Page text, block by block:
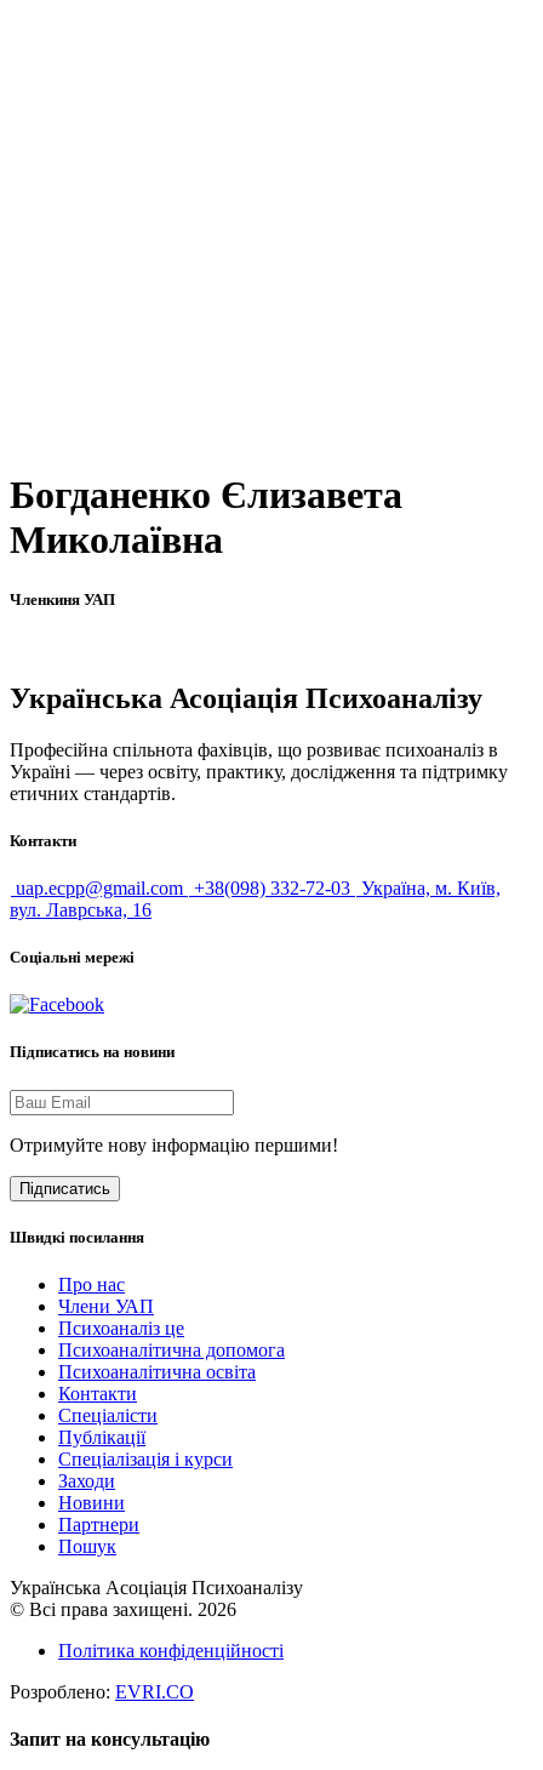
Богданенко Єлизавета
Миколаївна
Членкиня УАП
Українська Асоціація Психоаналізу
Професійна спільнота фахівців, що розвиває психоаналіз в
Україні — через освіту, практику, дослідження та підтримку
етичних стандартів.
Контакти
uap.ecpp@gmail.com +38(098) 332-72-03 Україна, м. Київ,
вул. Лаврська, 16
Соціальні мережі
Підписатись на новини
Отримуйте нову інформацію першими!
Підписатись
Швидкі посилання
Про нас
Члени УАП
Психоаналіз це
Психоаналітична допомога
Психоаналітична освіта
Контакти
Спеціалісти
Публікації
Cпеціалізація і курси
Заходи
Новини
Партнери
Пошук
Українська Асоціація Психоаналізу
© Всі права захищені. 2026
Політика конфіденційності
Розроблено: EVRI.CO
Запит на консультацію